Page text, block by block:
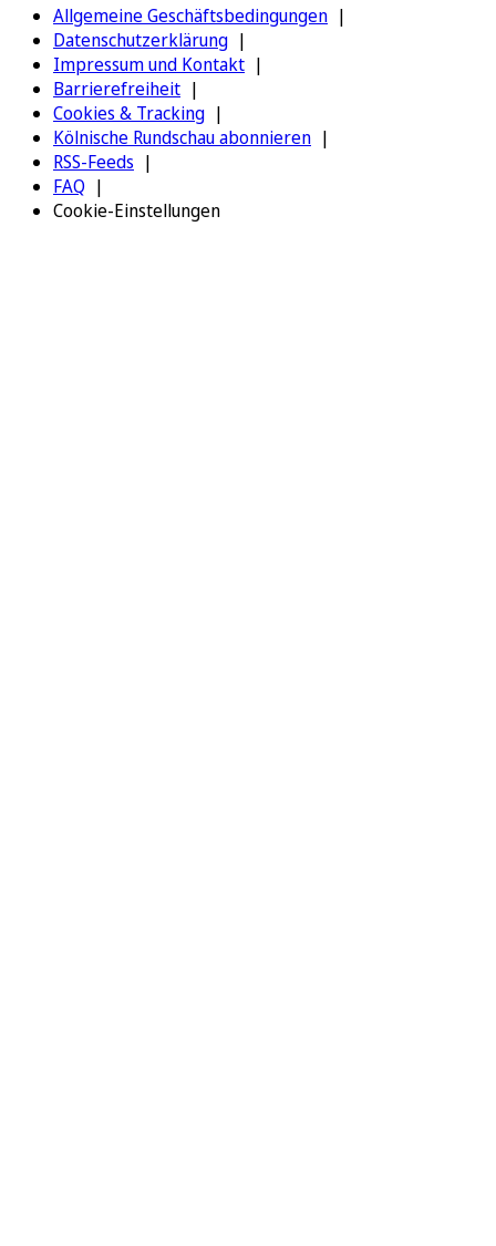
Allgemeine Geschäftsbedingungen
Datenschutzerklärung
Impressum und Kontakt
Barrierefreiheit
Cookies & Tracking
Kölnische Rundschau abonnieren
RSS-Feeds
FAQ
Cookie-Einstellungen